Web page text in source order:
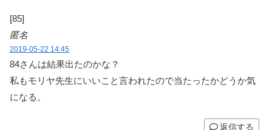
[85]
匿名
2019-05-22 14:45
84さんは結果出たのかな？
私もモリヤ先生にいいこと言われたので当たったかどうか気
になる。
返信する